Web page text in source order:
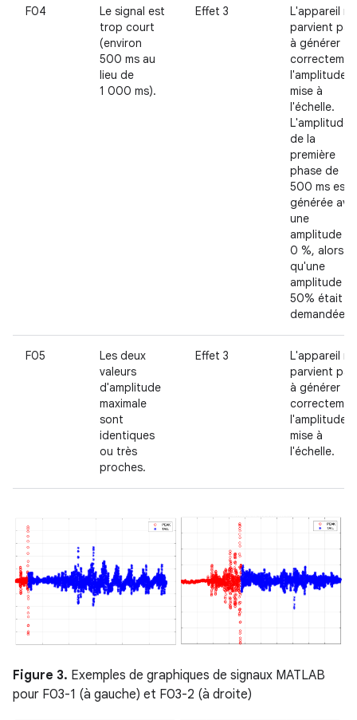
F04
Le signal est
trop court
(environ
500 ms au
lieu de
1 000 ms).
Effet 3
L'appareil ne
parvient pas
à générer
l'amplitude
mise à
l'échelle.
L'amplitude
de la
première
phase de
500 ms est
générée
une
amplitude
0 %, alors
qu'une
amplitude
50% était
demandée.
F05
Les deux
valeurs
d'amplitude
maximale
sont
identiques
ou très
proches.
Effet 3
L'appareil ne
parvient pas
à générer
l'amplitude
mise à
l'échelle.
Figure 3. Exemples de graphiques de signaux MATLAB
pour F03-1 (à gauche) et F03-2 (à droite)